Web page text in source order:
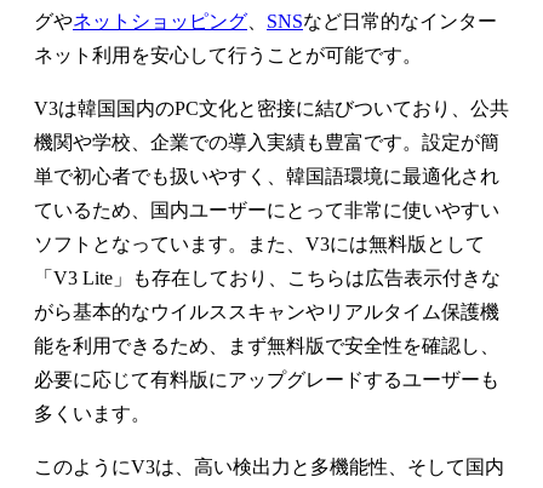
グやネットショッピング SNSなど日常的なインター
ネット利用を安心して行うことが可能です。
V3は韓国国内のPC文化と密接に結びついており、公共
機関や学校、企業での導入実績も豊富です。設定が簡
単で初心者でも扱いやすく、韓国語環境に最適化され
ているため、国内ユーザーにとって非常に使いやすい
ソフトとなっています。また、V3には無料版として
「V3 Lite」も存在しており、こちらは広告表示付きな
がら基本的なウイルススキャンやリアルタイム保護機
能を利用できるため、まず無料版で安全性を確認し、
必要に応じて有料版にアップグレードするユーザーも
多くいます。
このようにV3は、高い検出力と多機能性、そして国内